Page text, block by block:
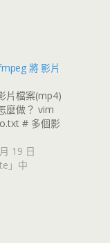
將 影片
片檔案(mp4)
麼做？ vim
# 多個影
19 日
」中